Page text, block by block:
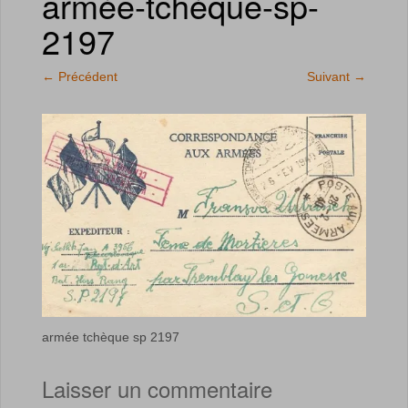
2197
← Précédent Suivant →
armée tchèque sp 2197
Laisser un commentaire